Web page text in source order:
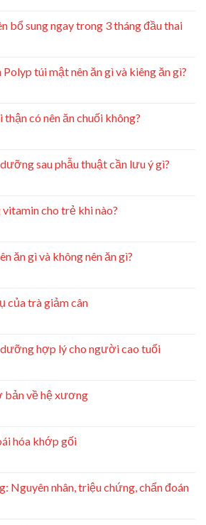
bổ sung ngay trong 3 tháng đầu thai
túi mật nên ăn gì và kiêng ăn gì?
có nên ăn chuối không?
sau phẫu thuật cần lưu ý gì?
vitamin cho trẻ khi nào?
ăn gì và không nên ăn gì?
của trà giảm cân
hợp lý cho người cao tuổi
bản về hệ xương
hóa khớp gối
Nguyên nhân, triệu chứng, chẩn đoán